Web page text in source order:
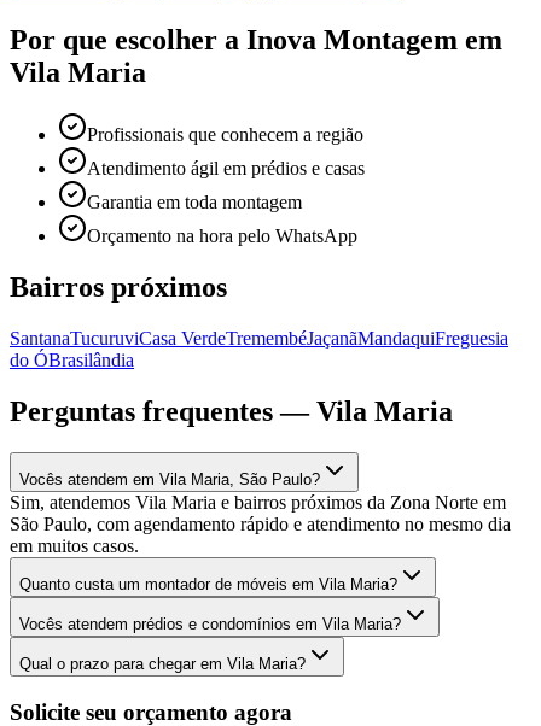
Por que escolher a Inova Montagem em
Vila Maria
Profissionais que conhecem a região
Atendimento ágil em prédios e casas
Garantia em toda montagem
Orçamento na hora pelo WhatsApp
Bairros próximos
SantanaTucuruviCasa VerdeTremembéJaçanãMandaquiFreguesia
do ÓBrasilândia
Perguntas frequentes —Vila Maria
Vocês atendem em Vila Maria, São Paulo?
Sim, atendemos Vila Maria e bairros próximos da Zona Norte em
São Paulo, com agendamento rápido e atendimento no mesmo dia
em muitos casos.
Quanto custa um montador de móveis em Vila Maria?
Vocês atendem prédios e condomínios em Vila Maria?
Qual o prazo para chegar em Vila Maria?
Solicite seu orçamento agora